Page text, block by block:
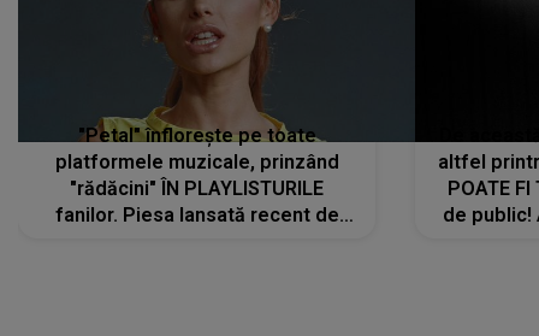
"Petal" înflorește pe toate
platformele muzicale, prinzând
"rădăcini" ÎN PLAYLISTURILE
fanilor. Piesa lansată recent de
altfel
POATE FI
de public!